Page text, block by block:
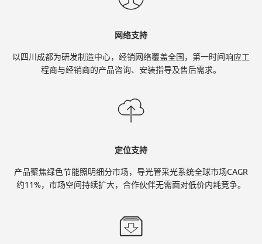
网络支持
以四川成都为研发制造中心，经销网络覆盖全国，第一时间响应工
程商与经销商的产品咨询、安装指导及售后需求。
定位支持
产品聚焦绿色节能照明细分市场，导光管采光系统全球市场CAGR
约11%，市场空间持续扩大，合作伙伴无需面对低价内耗竞争。